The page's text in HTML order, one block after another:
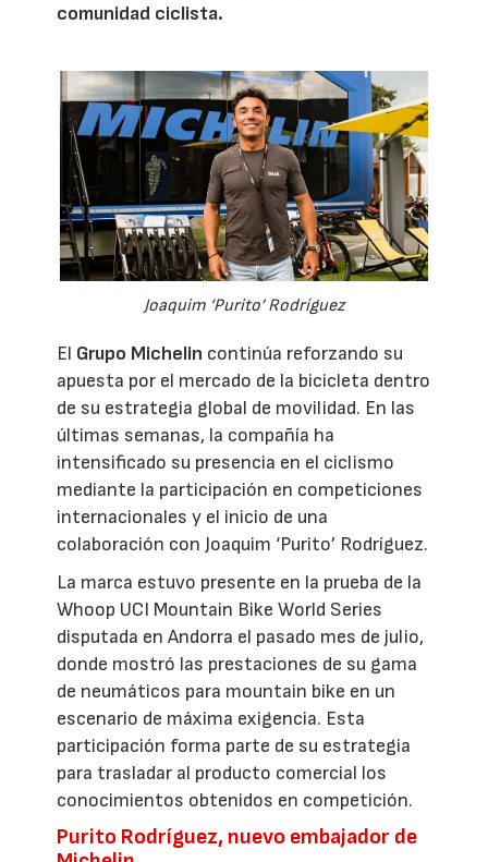
comunidad ciclista.
Joaquim ‘Purito’ Rodríguez
El Grupo Michelin continúa reforzando su
apuesta por el mercado de la bicicleta dentro
de su estrategia global de movilidad. En las
últimas semanas, la compañía ha
intensificado su presencia en el ciclismo
mediante la participación en competiciones
internacionales y el inicio de una
colaboración con Joaquim ‘Purito’ Rodríguez.
La marca estuvo presente en la prueba de la
Whoop UCI Mountain Bike World Series
disputada en Andorra el pasado mes de julio,
donde mostró las prestaciones de su gama
de neumáticos para mountain bike en un
escenario de máxima exigencia. Esta
participación forma parte de su estrategia
para trasladar al producto comercial los
conocimientos obtenidos en competición.
Purito Rodríguez, nuevo embajador de